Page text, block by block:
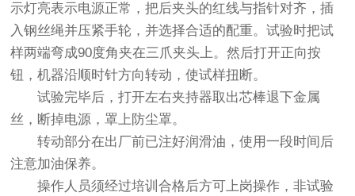
示灯亮表示电源正常，把后夹头的红线与指针对齐，插
入钢丝绳并压紧手轮，并选择合适的配重。试验时把试
样两端弯成90度角夹在三爪夹头上。然后打开正向按
钮，机器沿顺时针方向转动，使试样扭断。
试验完毕后，打开左右夹持器取出芯棒退下金属
丝，断掉电源，罩上防尘罩。
转动部分在出厂前已注好润滑油，使用一段时间后
注意加油保养。
操作人员须经过培训合格后方可上岗操作，非试验